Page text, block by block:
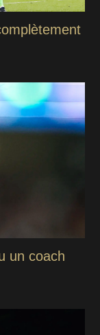
un coach